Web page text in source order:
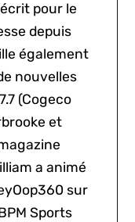
pour le
depuis
également
nouvelles
(Cogeco
et
a animé
sur
Sports